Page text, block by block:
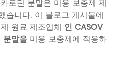
로틴 분말은 미용 보충제 제
습니다. 이 블로그 게시물에
원료 제조업체 인 CASOV
분말을 미용 보충제에 적용하